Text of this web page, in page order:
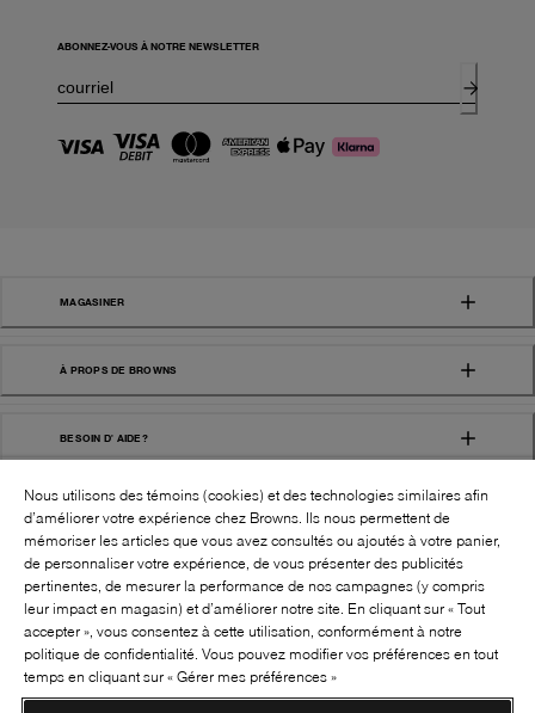
ABONNEZ-VOUS À NOTRE NEWSLETTER
MAGASINER
À PROPS DE BROWNS
BESOIN D' AIDE?
BROWNS SHOES INC. TOUS DROITS
RÉSERVÉS
SUIVEZ-NOUS!:
Nous utilisons des témoins (cookies) et des technologies similaires afin
d’améliorer votre expérience chez Browns. Ils nous permettent de
mémoriser les articles que vous avez consultés ou ajoutés à votre panier,
de personnaliser votre expérience, de vous présenter des publicités
pertinentes, de mesurer la performance de nos campagnes (y compris
leur impact en magasin) et d’améliorer notre site. En cliquant sur « Tout
accepter », vous consentez à cette utilisation, conformément à notre
politique de confidentialité. Vous pouvez modifier vos préférences en tout
temps en cliquant sur « Gérer mes préférences »